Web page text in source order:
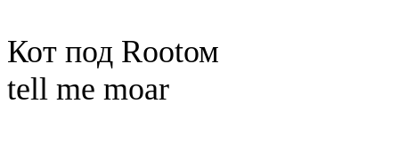
Кот под Rootом
tell me moar